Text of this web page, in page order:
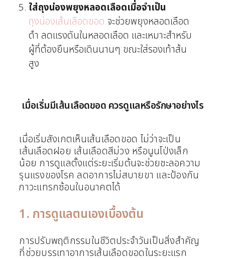
ใส่ถุงน่องพยุงหลอดเลือดเมื่อจำเป็น
ถุงน่องเส้นเลือดขอด จะช่วยพยุงหลอดเลือด
ดำ ลดแรงดันในหลอดเลือด และเหมาะสำหรับ
ผู้ที่ต้องยืนหรือเดินนานๆ ขณะใส่รองเท้าส้น
สูง
เมื่อเริ่มมีเส้นเลือดขอด ควรดูแลหรือรักษาอย่างไร
เมื่อเริ่มสังเกตเห็นเส้นเลือดขอด ไม่ว่าจะเป็น
เส้นเลือดฝอย เส้นเลือดสีม่วง หรือนูนโป่งเล็ก
น้อย การดูแลตั้งแต่ระยะเริ่มต้นจะช่วยชะลอความ
รุนแรงของโรค ลดอาการไม่สบายขา และป้องกัน
ภาวะแทรกซ้อนในอนาคตได้
1. การดูแลตนเองเบื้องต้น
การปรับพฤติกรรมในชีวิตประจำวันเป็นสิ่งสำคัญ
ที่ช่วยบรรเทาอาการเส้นเลือดขอดในระยะแรก